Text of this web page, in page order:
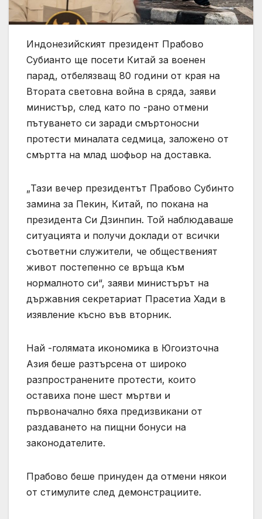
Индонезийският президент Прабово
Субианто ще посети Китай за военен
парад, отбелязващ 80 години от края на
Втората световна война в сряда, заяви
министър, след като по -рано отмени
пътуването си заради смъртоносни
протести миналата седмица, заложено от
смъртта на млад шофьор на доставка.
„Тази вечер президентът Прабово Субинто
замина за Пекин, Китай, по покана на
президента Си Дзинпин. Той наблюдаваше
ситуацията и получи доклади от всички
съответни служители, че общественият
живот постепенно се връща към
нормалното си“, заяви министърът на
държавния секретариат Прасетиа Хади в
изявление късно във вторник.
Най -голямата икономика в Югоизточна
Азия беше разтърсена от широко
разпространените протести, които
оставиха поне шест мъртви и
първоначално бяха предизвикани от
раздаването на пищни бонуси на
законодателите.
Прабово беше принуден да отмени някои
от стимулите след демонстрациите.